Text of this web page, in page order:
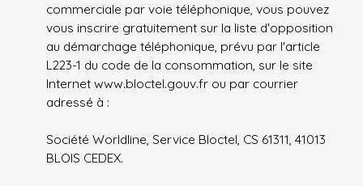
commerciale par voie téléphonique, vous pouvez
vous inscrire gratuitement sur la liste d'opposition
au démarchage téléphonique, prévu par l'article
L223-1 du code de la consommation, sur le site
Internet www.bloctel.gouv.fr ou par courrier
adressé à :
Société Worldline, Service Bloctel, CS 61311, 41013
BLOIS CEDEX.